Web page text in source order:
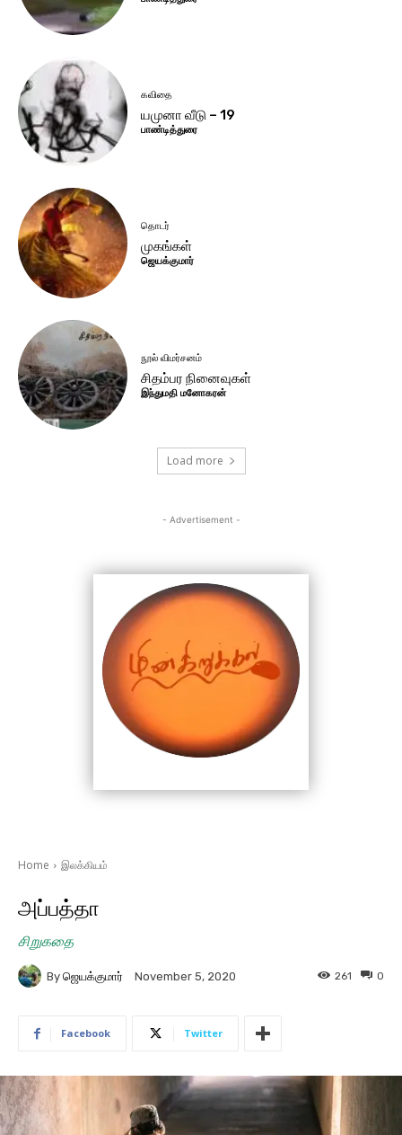
கவிதை
யமுனா வீடு – 19
பாண்டித்துரை
தொடர்
முகங்கள்
ஜெயக்குமார்
நூல் விமர்சனம்
சிதம்பர நினைவுகள்
இந்துமதி மனோகரன்
Load more
- Advertisement -